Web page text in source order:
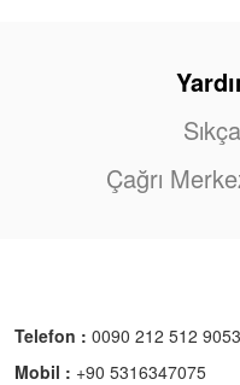
Çağrı
Telefon : 0090 212 512 9053
Mobil : +90 5316347075